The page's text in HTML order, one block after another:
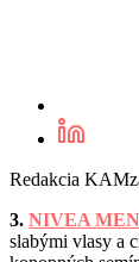
Redakcia
3. NIVEA MEN
slabými vlasy a